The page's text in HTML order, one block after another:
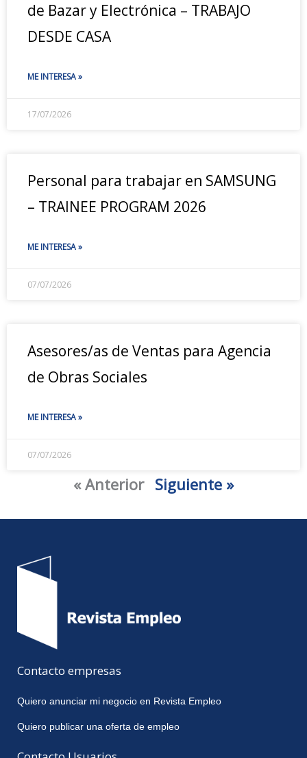
de Bazar y Electrónica – TRABAJO
DESDE CASA
ME INTERESA »
17/07/2026
Personal para trabajar en SAMSUNG
– TRAINEE PROGRAM 2026
ME INTERESA »
07/07/2026
Asesores/as de Ventas para Agencia
de Obras Sociales
ME INTERESA »
07/07/2026
« Anterior Siguiente »
Contacto empresas
Quiero anunciar mi negocio en Revista Empleo
Quiero publicar una oferta de empleo